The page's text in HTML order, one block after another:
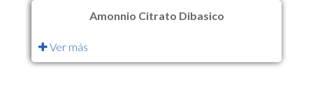
Amonnio Citrato Dibasico
Ver más